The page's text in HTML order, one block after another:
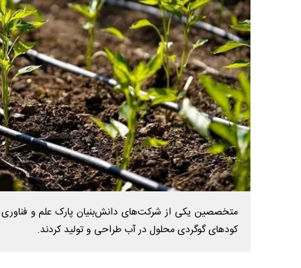
متخصصین یکی از شرکت‌های دانش‌بنیان پارک علم و فناوری
کودهای گوگردی محلول در آب طراحی و تولید کردند.